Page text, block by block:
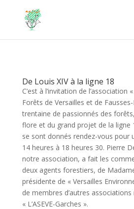
De Louis XIV à la ligne 18
C’est à l’invitation de l’association
Forêts de Versailles et de Fausses-
trentaine de passionnés des
flore et du grand projet de la ligne
se sont donnés rendez-vous pour
14 heures à 18 heures 30. Pierre
notre association, a fait les
deux agents forestiers, de
présidente de « Versailles
de membres d’autres
« L’ASEVE-Garches ».